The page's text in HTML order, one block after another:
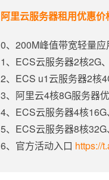
阿里云服务器租用优惠价
0、200M峰值带宽轻量应
1、ECS云服务器2核2G
2、ECS u1云服务器2核
3、阿里云4核8G服务器
4、ECS云服务器4核
5、ECS云服务器8核
6、官方活动入口 https://